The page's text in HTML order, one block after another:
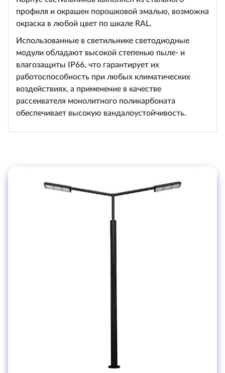
профиля и окрашен порошковой эмалью, возможна
окраска в любой цвет по шкале RAL.
Использованные в светильнике светодиодные
модули обладают высокой степенью пыле- и
влагозащиты IP66, что гарантирует их
работоспособность при любых климатических
воздействиях, а применение в качестве
рассеивателя монолитного поликарбоната
обеспечивает высокую вандалоустойчивость.